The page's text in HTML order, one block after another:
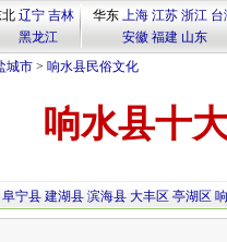
辽宁 吉林
黑龙江
华东 上海 江苏 浙江 台
安徽 福建 山东
城市> 响水县民俗文化
响水县十
阜宁县 建湖县 滨海县 大丰区 亭湖区